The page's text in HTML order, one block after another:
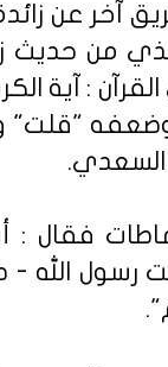
آخر عن
من حديث
: آية
"قلت"
السعدي.
فقال :
رسول الله -